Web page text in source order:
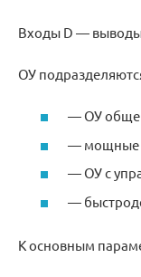
Входы D — выводы
ОУ
— ОУ
— мощные
— ОУ с
—
К основным